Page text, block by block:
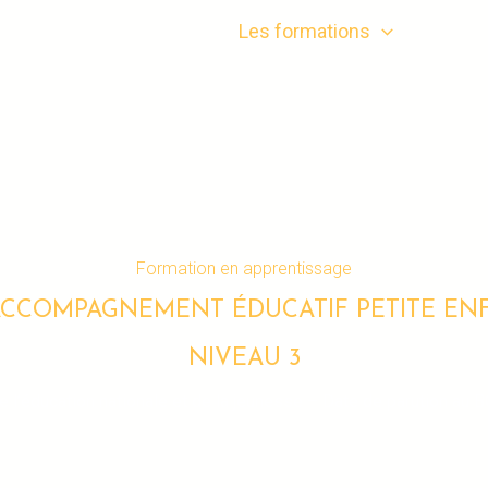
Les formations
Formation en apprentissage
ÉDUCATIF PETITE
NIVEAU 3